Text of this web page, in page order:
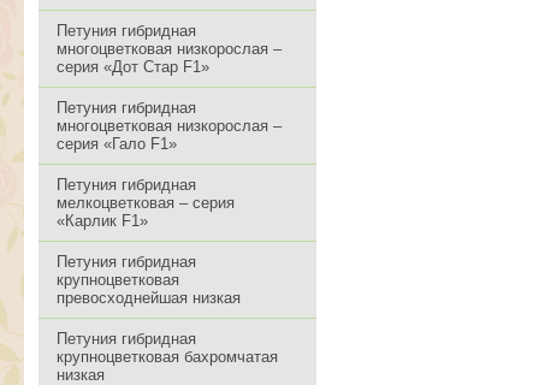
Петуния гибридная
многоцветковая низкорослая –
серия «Дот Стар F1»
Петуния гибридная
многоцветковая низкорослая –
серия «Гало F1»
Петуния гибридная
мелкоцветковая – серия
«Карлик F1»
Петуния гибридная
крупноцветковая
превосходнейшая низкая
Петуния гибридная
крупноцветковая бахромчатая
низкая